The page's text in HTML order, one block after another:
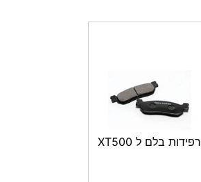
רפידות בלם ל XT500